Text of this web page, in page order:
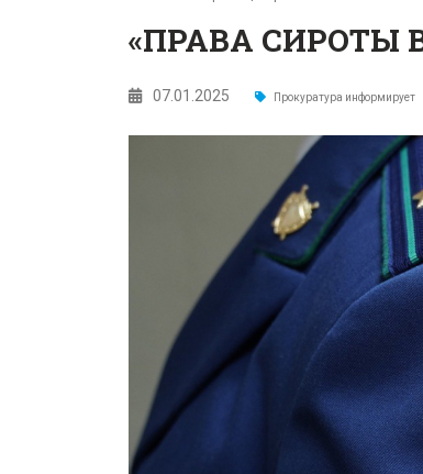
«ПРАВА СИРОТЫ
07.01.2025 Прокуратура информирует